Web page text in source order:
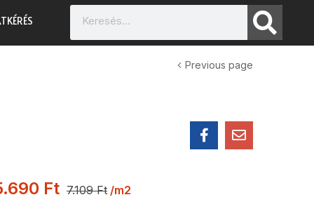
Previous page
Ft 7.109Ft /m2